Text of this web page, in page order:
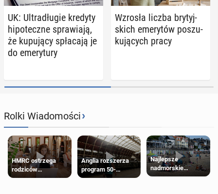
UK: Ul­tra­dłu­gie kredyty
hi­po­tecz­ne spra­wia­ją,
że ku­pu­ją­cy spła­ca­ją je
do eme­ry­tu­ry
Wzrosła liczba bry­tyj­
skich eme­ry­tów po­szu­
ku­ją­cych pracy
Rolki Wiadomości›
HMRC ostrzega
rodziców
pobierających Child
Anglia rozszerza
program 50-
procentowych
Najlepsze
nadmorskie
miasteczko blisko